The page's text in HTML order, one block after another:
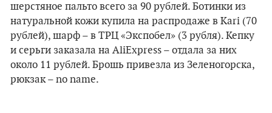
шерстяное пальто всего за 90 рублей. Ботинки из
натуральной кожи купила на распродаже в Кari (70
рублей), шарф – в ТРЦ «Экспобел» (3 рубля). Кепку
и серьги заказала на AliExpress – отдала за них
около 11 рублей. Брошь привезла из Зеленогорска,
рюкзак – no name.